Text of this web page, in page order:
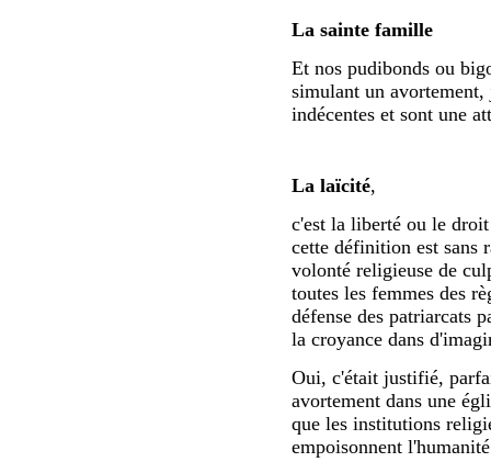
La sainte famille
Et nos pudibonds ou
simulant un
indécentes et sont une
La laïcité,
c'est la liberté ou le
cette définition est sans
volonté religieuse de
toutes les femmes des
défense des patriarcats
la croyance dans
Oui, c'était justifié,
avortement dans une
que les institutions
empoisonnent